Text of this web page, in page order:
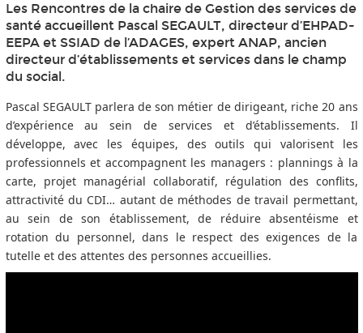
Les Rencontres de la chaire de Gestion des services de
santé accueillent Pascal SEGAULT, directeur d’EHPAD-
EEPA et SSIAD de l’ADAGES, expert ANAP, ancien
directeur d’établissements et services dans le champ
du social.
Pascal SEGAULT parlera de son métier de dirigeant, riche 20 ans
d’expérience au sein de services et d’établissements. Il
développe, avec les équipes, des outils qui valorisent les
professionnels et accompagnent les managers : plannings à la
carte, projet managérial collaboratif, régulation des conflits,
attractivité du CDI… autant de méthodes de travail permettant,
au sein de son établissement, de réduire absentéisme et
rotation du personnel, dans le respect des exigences de la
tutelle et des attentes des personnes accueillies.